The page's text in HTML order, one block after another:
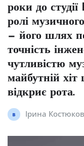
роки до
ролі
— його шлях
точність
чутливістю
майбутній хіт
відкриє рота.
Ірина